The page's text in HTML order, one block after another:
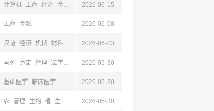
计算机 工商 经济 金融 财政 管理 土木
2026-06-15
工商 金融 2026-06-08
汉语 经济 机械 材料 电子 工商 财政
2026-06-03
马列 历史 管理 法学 教育 经济
2026-05-30
基础医学 临床医学 护理学 口腔医学 生物
2026-05-30
农 管理 生物 植 生物 临床医学 药学
2026-05-30